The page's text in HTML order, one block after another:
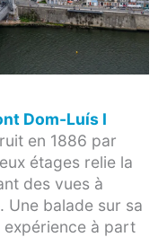
Dom-Luís I
en 1886 par
étages relie la
des vues à
Une balade sur sa
expérience à part